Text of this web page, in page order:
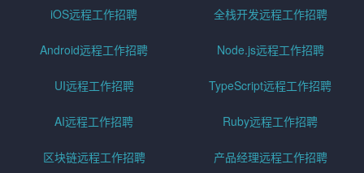
iOS远程工作招聘 全栈开发远程工作招聘
Android远程工作招聘 Node.js远程工作招聘
UI远程工作招聘 TypeScript远程工作招聘
AI远程工作招聘 Ruby远程工作招聘
区块链远程工作招聘 产品经理远程工作招聘